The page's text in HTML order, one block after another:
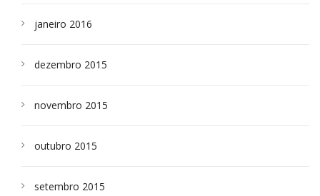
janeiro 2016
dezembro 2015
novembro 2015
outubro 2015
setembro 2015